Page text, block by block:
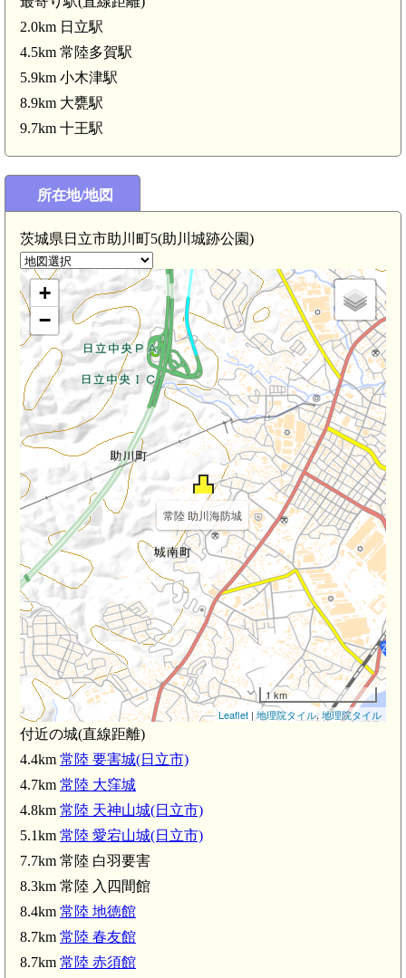
2.0km 日立駅
4.5km 常陸多賀駅
5.9km 小木津駅
8.9km 大甕駅
9.7km 十王駅
所在地/地図
茨城県日立市助川町5(助川城跡公園)
常陸 助川海防城
+
−
1 km
Leaflet | 地理院タイル,地理院タイル
付近の城(直線距離)
4.4km 常陸 要害城(日立市)
4.7km 常陸 大窪城
4.8km 常陸 天神山城(日立市)
5.1km 常陸 愛宕山城(日立市)
7.7km 常陸 白羽要害
8.3km 常陸 入四間館
8.4km 常陸 地徳館
8.7km 常陸 春友館
8.7km 常陸 赤須館